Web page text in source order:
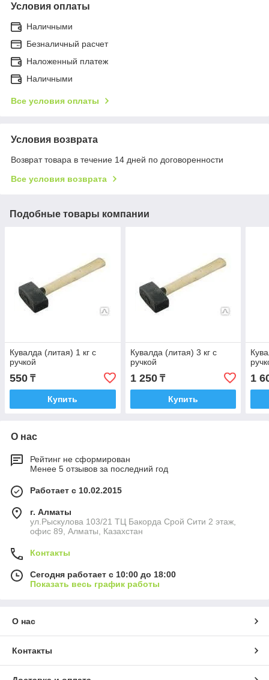
Условия оплаты
Наличными
Безналичный расчет
Наложенный платеж
Наличными
Все условия оплаты
Условия возврата
Возврат товара в течение 14 дней по договоренности
Все условия возврата
Подобные товары компании
Кувалда (литая) 1 кг с
ручкой
550 ₸
Купить
Кувалда (литая) 3 кг с
ручкой
1 250₸
Купить
1
О нас
Рейтинг не сформирован
Менее 5 отзывов за последний год
Работает с 10.02.2015
г. Алматы
ул.Рыскулова 103/21 ТЦ Бакорда Срой Сити 2 этаж,
офис 89, Алматы, Казахстан
Контакты
Сегодня работает с 10:00 до 18:00
Показать весь график работы
О нас
Контакты